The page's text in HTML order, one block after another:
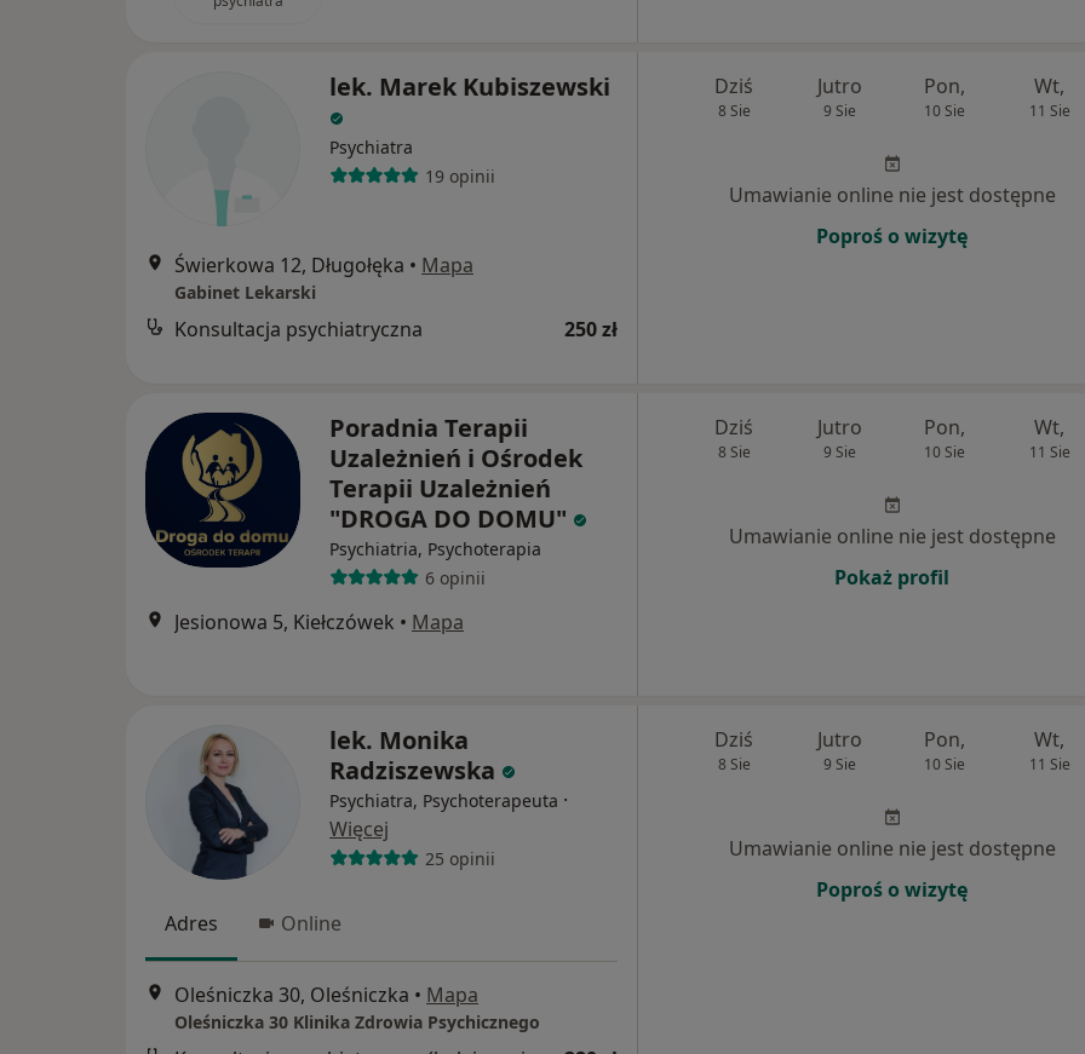
lek. Marek Kubiszewski
Psychiatra
19 opinii
Świerkowa 12, Długołęka • Mapa
Gabinet Lekarski
Konsultacja psychiatryczna 250 zł
Dziś
8 Sie
Jutro
9 Sie
Pon,
10 Sie
Wt,
11 Sie
Umawianie online nie jest dostępne
Poproś o wizytę
Poradnia Terapii
Uzależnień i Ośrodek
Terapii Uzależnień
"DROGA DO DOMU"
Psychiatria, Psychoterapia
6 opinii
Jesionowa 5, Kiełczówek • Mapa
Dziś
8 Sie
Jutro
9 Sie
Pon,
10 Sie
Wt,
11 Sie
Umawianie online nie jest dostępne
Pokaż profil
lek. Monika
Radziszewska
Psychiatra, Psychoterapeuta ·
Więcej
25 opinii
Adres Online
Oleśniczka 30, Oleśniczka • Mapa
Oleśniczka 30 Klinika Zdrowia Psychicznego
Dziś
8 Sie
Jutro
9 Sie
Pon,
10 Sie
Wt,
11 Sie
Umawianie online nie jest dostępne
Poproś o wizytę